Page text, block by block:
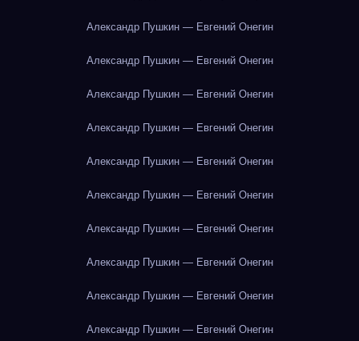
Александр Пушкин — Евгений Онегин
Александр Пушкин — Евгений Онегин
Александр Пушкин — Евгений Онегин
Александр Пушкин — Евгений Онегин
Александр Пушкин — Евгений Онегин
Александр Пушкин — Евгений Онегин
Александр Пушкин — Евгений Онегин
Александр Пушкин — Евгений Онегин
Александр Пушкин — Евгений Онегин
Александр Пушкин — Евгений Онегин